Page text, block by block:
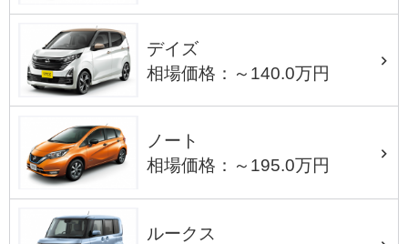
デイズ
相場価格：～140.0万円
ノート
相場価格：～195.0万円
ルークス